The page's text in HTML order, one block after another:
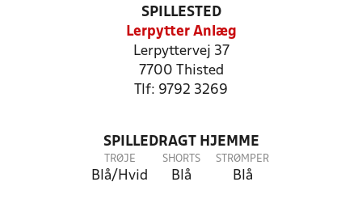
SPILLESTED
Lerpytter Anlæg
Lerpyttervej 37
7700 Thisted
Tlf: 9792 3269
SPILLEDRAGT HJEMME
TRØJE
Blå/Hvid
SHORTS
Blå
STRØMPER
Blå